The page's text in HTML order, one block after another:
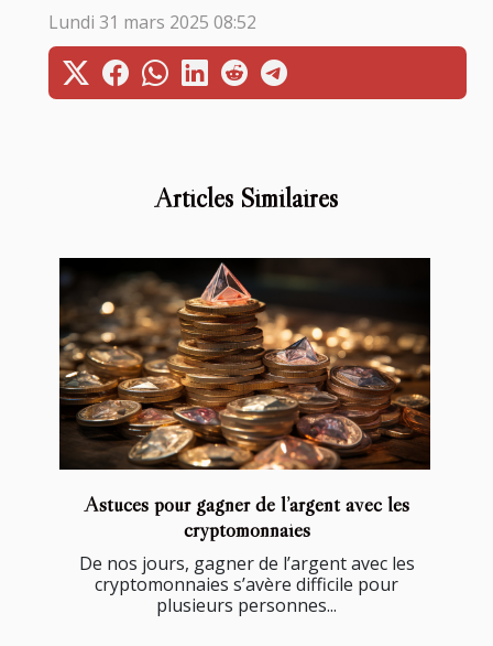
Articles Similaires
Astuces pour gagner de l’argent avec les
cryptomonnaies
De nos jours, gagner de l’argent avec les
cryptomonnaies s’avère difficile pour
plusieurs personnes...
Lundi 31 mars 2025 08:52